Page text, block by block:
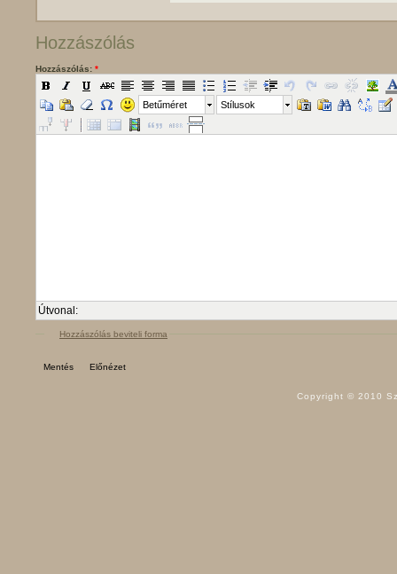
Hozzászólás
Hozzászólás: *
Betűméret Stílusok
Útvonal:
Hozzászólás beviteli forma
Copyright © 2010